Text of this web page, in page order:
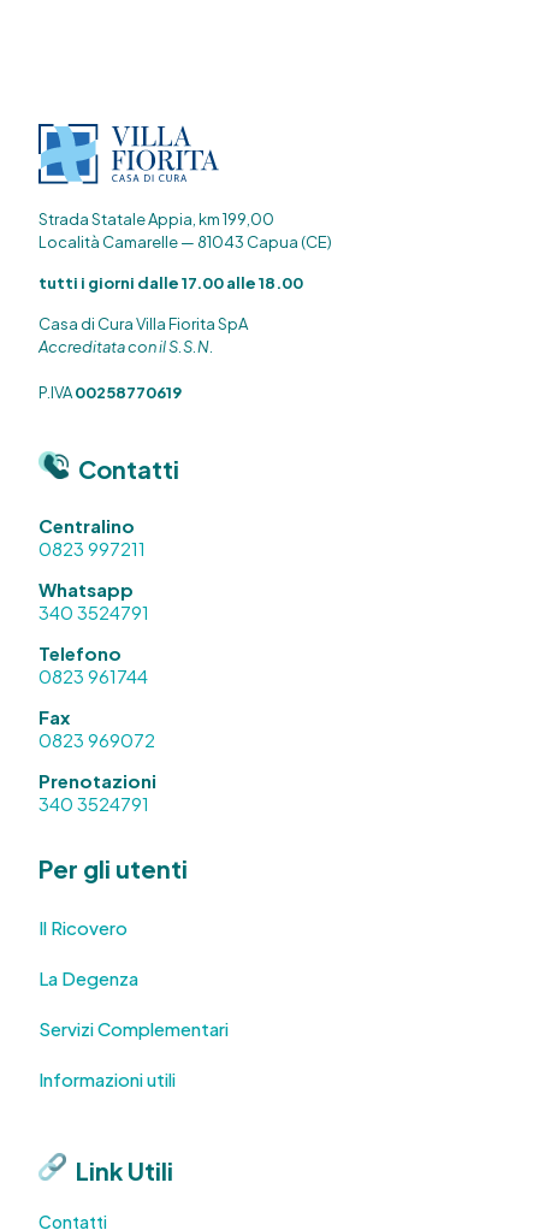
Strada Statale Appia, km 199,00
Località Camarelle — 81043 Capua (CE)
tutti i giorni dalle 17.00 alle 18.00
Casa di Cura Villa Fiorita SpA
Accreditata con il S.S.N.
P.IVA00258770619
Contatti
Centralino
0823 997211
Whatsapp
340 3524791
Telefono
0823 961744
Fax
0823 969072
Prenotazioni
340 3524791
Per gli utenti
Il Ricovero
La Degenza
Servizi Complementari
Informazioni utili
Link Utili
Contatti